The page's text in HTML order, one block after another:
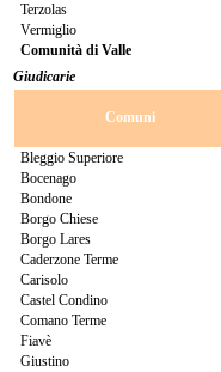
Terzolas
Vermiglio
Comunità di Valle
Giudicarie
Comuni
Bleggio Superiore
Bocenago
Bondone
Borgo Chiese
Borgo Lares
Caderzone Terme
Carisolo
Castel Condino
Comano Terme
Fiavè
Giustino